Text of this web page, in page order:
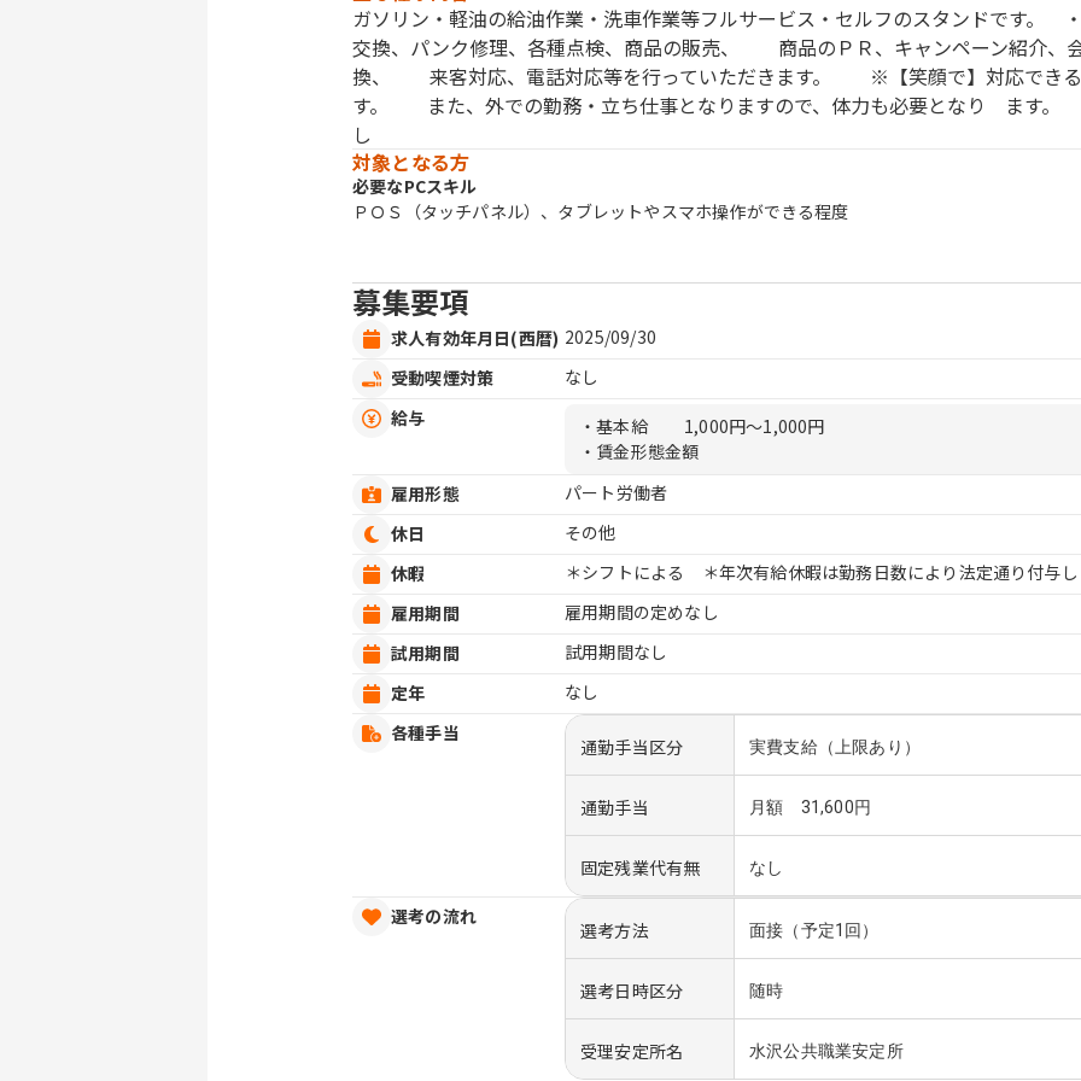
ガソリン・軽油の給油作業・洗車作業等フルサービス・セルフのスタンドです。
交換、パンク修理、各種点検、商品の販売、 商品のＰＲ、キャンペーン紹介、
換、 来客対応、電話対応等を行っていただきます。 ※【笑顔で】対応できる
す。 また、外での勤務・立ち仕事となりますので、体力も必要となり ます
し
対象となる方
必要なPCスキル
ＰＯＳ（タッチパネル）、タブレットやスマホ操作ができる程度
募集要項
求人有効年月日(西暦) 2025/09/30
受動喫煙対策
なし
給与
・基本給
1,000円〜1,000円
・賃金形態金額
雇用形態
パート労働者
休日
その他
休暇
＊シフトによる ＊年次有給休暇は勤務日数により法定通り付与
雇用期間
雇用期間の定めなし
試用期間
試用期間なし
定年
なし
各種手当
通勤手当区分 実費支給（上限あり）
通勤手当 月額 31,600円
固定残業代有無 なし
選考の流れ
選考方法 面接（予定1回）
選考日時区分 随時
受理安定所名 水沢公共職業安定所